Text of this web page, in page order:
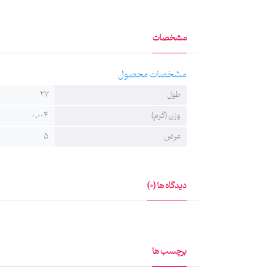
مشخصات
مشخصات محصول
طول
27
وزن (گرم)
0.004
عرض
5
دیدگاه ها (0)
برچسب ها